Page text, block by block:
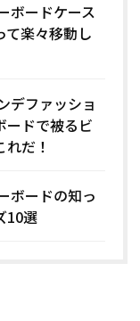
ボードケース
て楽々移動し
デファッショ
ードで被るビ
だ！
ボードの知っ
10選